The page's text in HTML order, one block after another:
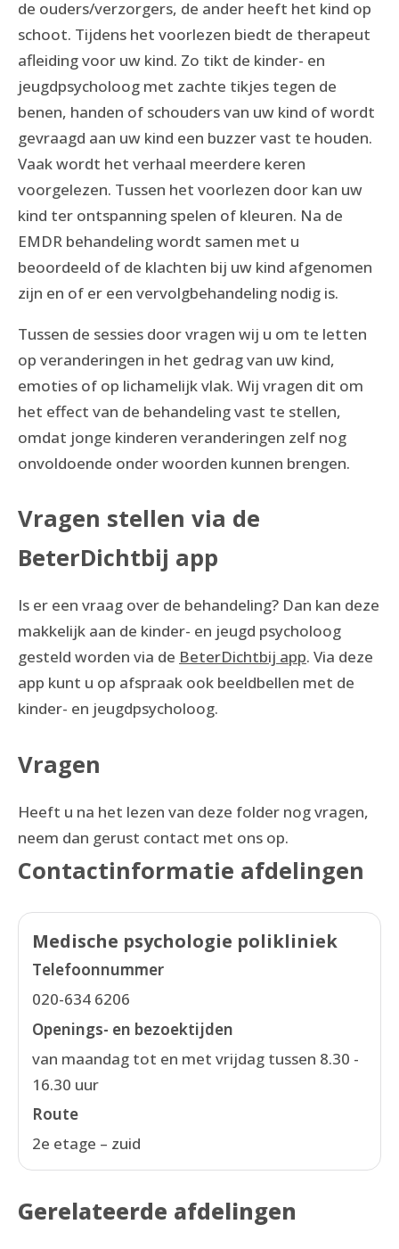
de ouders/verzorgers, de ander heeft het kind op
schoot. Tijdens het voorlezen biedt de therapeut
afleiding voor uw kind. Zo tikt de kinder- en
jeugdpsycholoog met zachte tikjes tegen de
benen, handen of schouders van uw kind of wordt
gevraagd aan uw kind een buzzer vast te houden.
Vaak wordt het verhaal meerdere keren
voorgelezen. Tussen het voorlezen door kan uw
kind ter ontspanning spelen of kleuren. Na de
EMDR behandeling wordt samen met u
beoordeeld of de klachten bij uw kind afgenomen
zijn en of er een vervolgbehandeling nodig is.
Tussen de sessies door vragen wij u om te letten
op veranderingen in het gedrag van uw kind,
emoties of op lichamelijk vlak. Wij vragen dit om
het effect van de behandeling vast te stellen,
omdat jonge kinderen veranderingen zelf nog
onvoldoende onder woorden kunnen brengen.
Vragen stellen via de
BeterDichtbij app
Is er een vraag over de behandeling? Dan kan deze
makkelijk aan de kinder- en jeugd psycholoog
gesteld worden via de BeterDichtbij app. Via deze
app kunt u op afspraak ook beeldbellen met de
kinder- en jeugdpsycholoog.
Vragen
Heeft u na het lezen van deze folder nog vragen,
neem dan gerust contact met ons op.
Contactinformatie afdelingen
Medische psychologie polikliniek
Telefoonnummer
020-634 6206
Openings- en bezoektijden
van maandag tot en met vrijdag tussen 8.30 -
16.30 uur
Route
2e etage – zuid
Gerelateerde afdelingen